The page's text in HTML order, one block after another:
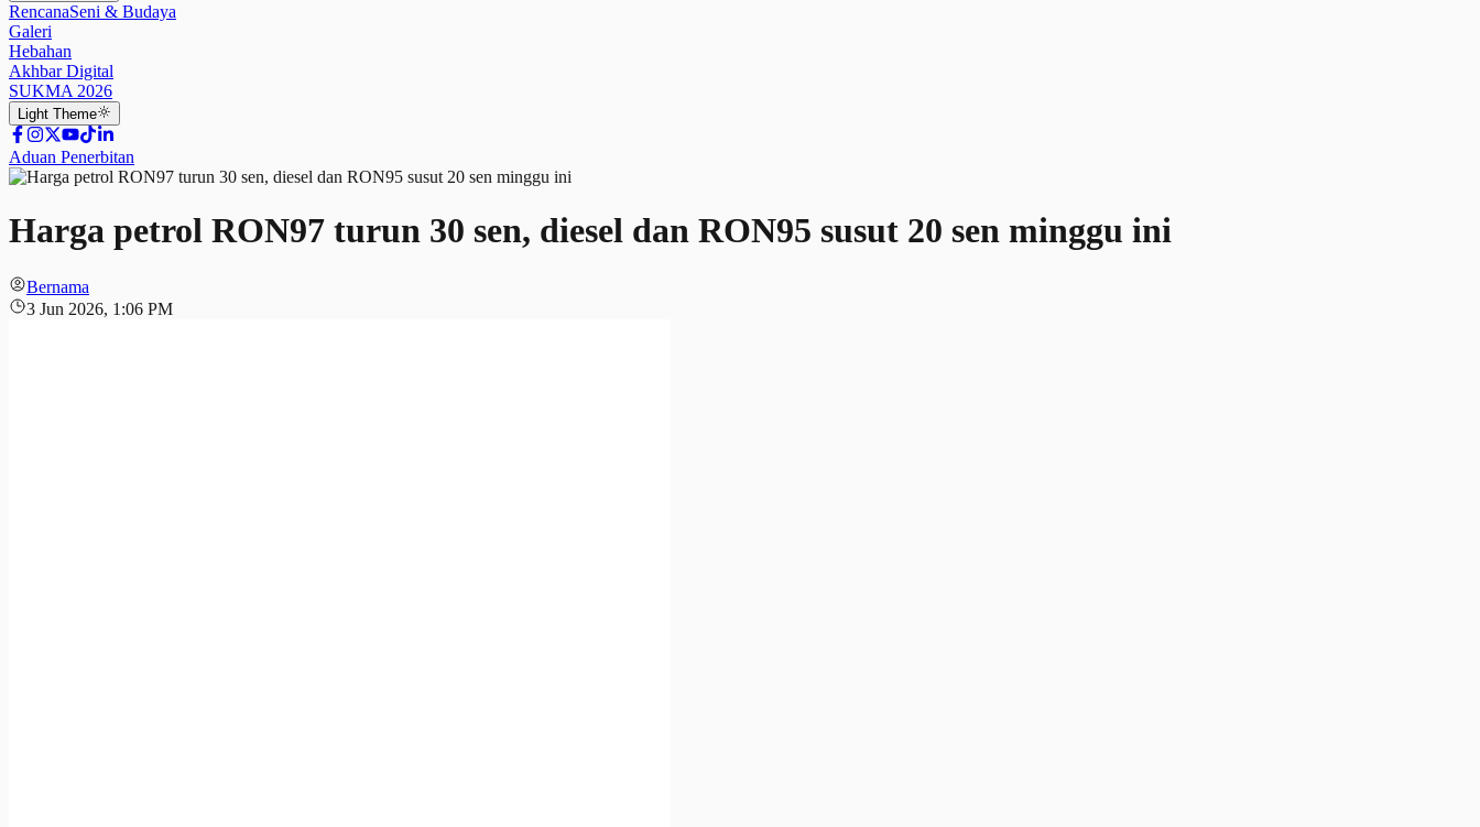
RencanaSeni & Budaya
Galeri
Hebahan
Akhbar Digital
SUKMA 2026
Light Theme
Aduan Penerbitan
Harga petrol RON97 turun 30 sen, diesel dan RON95 susut 20 sen minggu ini
Bernama
3 Jun 2026, 1:06 PM